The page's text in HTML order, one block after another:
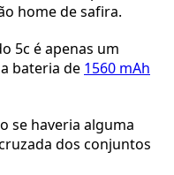
home de safira.
5c é apenas um
bateria de 1560 mAh
se haveria alguma
dos conjuntos